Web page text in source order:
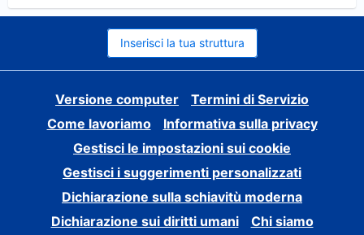
Inserisci la tua struttura
Versione computer
Termini di Servizio
Come lavoriamo
Informativa sulla privacy
Gestisci le impostazioni sui cookie
Gestisci i suggerimenti personalizzati
Dichiarazione sulla schiavitù moderna
Dichiarazione sui diritti umani
Chi siamo